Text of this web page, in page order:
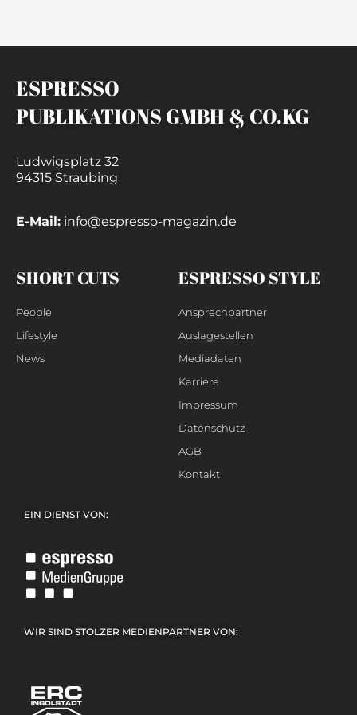
ESPRESSO
PUBLIKATIONS GMBH & CO.KG
Ludwigsplatz 32
94315 Straubing
E-Mail: info@espresso-magazin.de
SHORT CUTS
People
Lifestyle
News
ESPRESSO STYLE
Ansprechpartner
Auslagestellen
Mediadaten
Karriere
Impressum
Datenschutz
AGB
Kontakt
EIN DIENST VON:
WIR SIND STOLZER MEDIENPARTNER VON: